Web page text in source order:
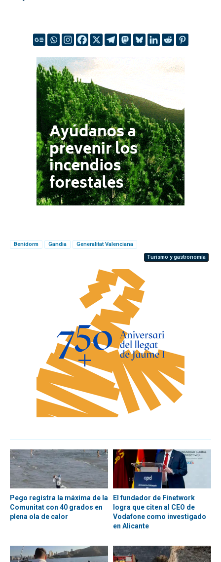
Benidorm Gandia
Generalitat Valenciana
Turismo y gastronomía
Pego registra la máxima de la
Comunitat con 40 grados en
plena ola de calor
El fundador de Finetwork
logra que citen al CEO de
Vodafone como investigado
en Alicante